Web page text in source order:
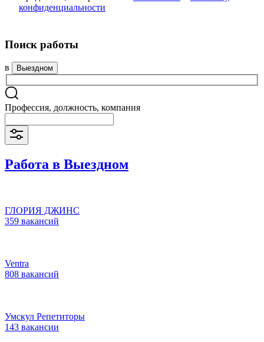
конфиденциальности
Поиск работы
в Выездном
Профессия, должность, компания
Работа в Выездном
ГЛОРИЯ ДЖИНС
359 вакансий
Ventra
808 вакансий
Умскул Репетиторы
143 вакансии